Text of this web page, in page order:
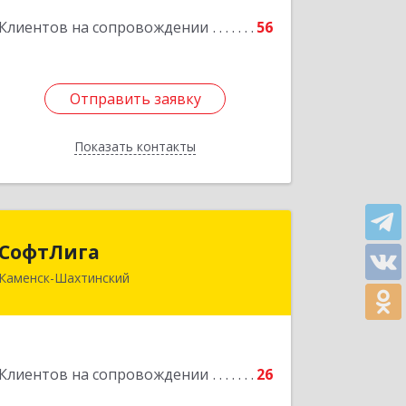
Клиентов на сопровождении 56
Отправить заявку
Показать контакты
Отправить заявку
Назад
СофтЛига
Каменск-Шахтинский
Клиентов на сопровождении 26
347800, Ростовская обл, Каменск-
Подробнее